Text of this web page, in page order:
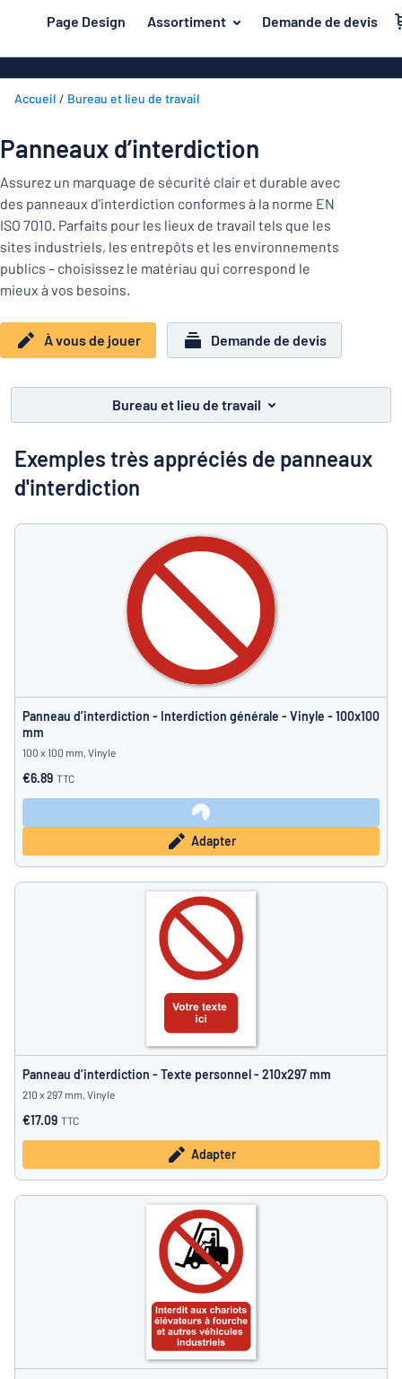
principal
Page Design Assortiment Demande de devis
Secteur
Maison et intérieur
Marquage
Bureau et lieu de travail
Construction et électricité
Industrie et fabrication
Trafic et véhicules
Autocollants
Montrer toutes les catégories
Plaques PVC
Plaques
Plaques en
Lettrages
Les
demandés
Matière
Secteur
Maison
et
Marquage
Bureau
et
de
Montrer toutes les catégories
de
devis
Se
Service
Entreprise
au
de jouer
Accueil Bureau et lieu de travail
Panneaux d’interdiction
Assurez un marquage de sécurité clair et durable avec
des panneaux d'interdiction conformes à la norme EN
ISO 7010. Parfaits pour les lieux de travail tels que les
sites industriels, les entrepôts et les environnements
publics – choisissez le matériau qui correspond le
mieux à vos besoins.
À vous de jouer Demande de devis
Bureau et lieu de travail
Exemples très appréciés de panneaux
d'interdiction
Panneau d’interdiction - Interdiction générale - Vinyle - 100x100
mm
100 x 100 mm, Vinyle
€6.89 TTC
Adapter
Panneau d’interdiction - Texte personnel - 210x297 mm
210 x 297 mm, Vinyle
€17.09 TTC
Adapter